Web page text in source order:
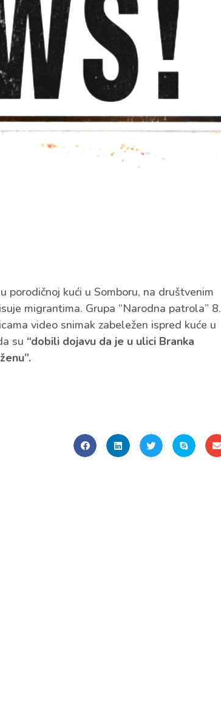
porodičnoj kući u Somboru, na društvenim
migrantima. Grupa “Narodna patrola” 8.
video snimak zabeležen ispred kuće u
su “dobili dojavu da je u ulici Branka